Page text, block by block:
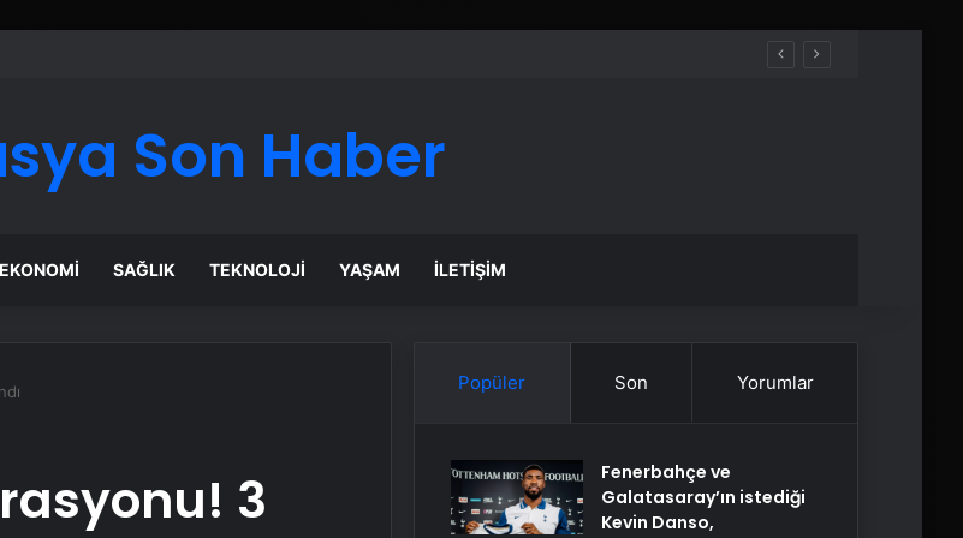
Karar Duruşmasına Çevrildi
Son Haber
EKONOMI SAĞLIK TEKNOLOJI YAŞAM İLETIŞIM
3
Popüler Son Yorumlar
Fenerbahçe ve
Galatasaray’ın istediği
Kevin Danso,